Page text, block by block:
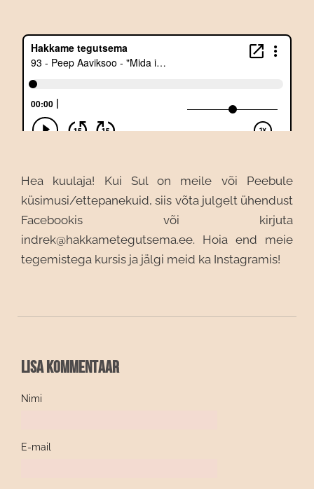
Hea kuulaja! Kui Sul on meile või Peebule
küsimusi/ettepanekuid, siis võta julgelt ühendust
Facebookis või kirjuta
indrek@hakkametegutsema.ee. Hoia end meie
tegemistega kursis ja jälgi meid ka Instagramis!
Lisa kommentaar
Nimi
E-mail